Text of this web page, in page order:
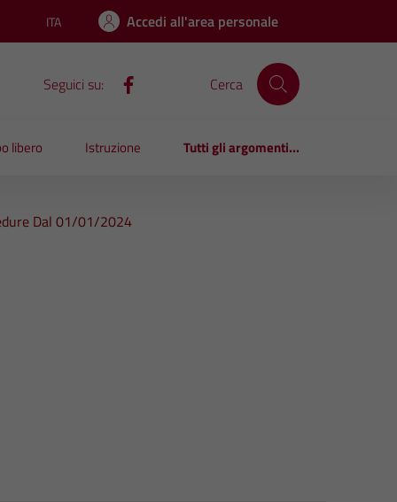
Lingua attiva:
ITA Accedi all'area personale
Seguici su: Cerca
libero Istruzione Tutti gli argomenti...
Dal 01/01/2024